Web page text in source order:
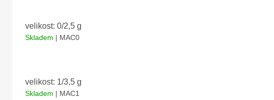
velikost: 0/2,5 g
Skladem | MAC0
velikost: 1/3,5 g
Skladem | MAC1